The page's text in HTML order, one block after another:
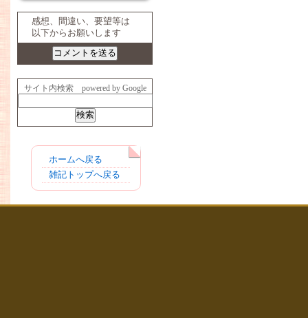
感想、間違い、要望等は
以下からお願いします
サイト内検索 powered by Google
ホームへ戻る
雑記トップへ戻る